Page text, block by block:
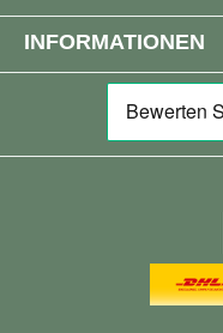
INFORMATIONEN